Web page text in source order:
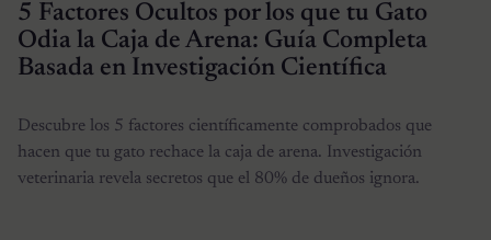
5 Factores Ocultos por los que tu Gato
Odia la Caja de Arena: Guía Completa
Basada en Investigación Científica
Descubre los 5 factores científicamente comprobados que
hacen que tu gato rechace la caja de arena. Investigación
veterinaria revela secretos que el 80% de dueños ignora.